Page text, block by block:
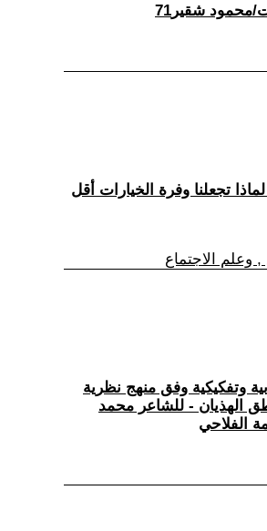
لماذا تجعلنا وفرة الخيارات أقل
وعلم الاجتماع
وتفكيكية وفق منهج نظرية
الهذيان - للشاعر محمد
الفلاحي